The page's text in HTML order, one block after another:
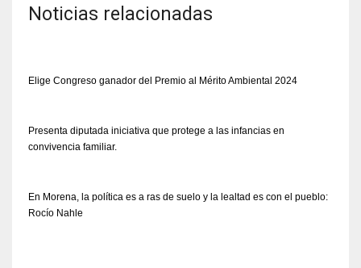
Noticias relacionadas
Elige Congreso ganador del Premio al Mérito Ambiental 2024
Presenta diputada iniciativa que protege a las infancias en
convivencia familiar.
En Morena, la política es a ras de suelo y la lealtad es con el pueblo:
Rocío Nahle